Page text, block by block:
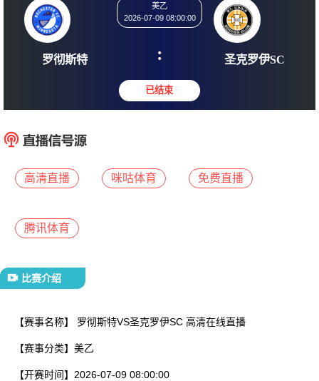
罗彻斯特
2026-07-09 08:00:00
: 圣克罗
高清直播 咪咕体育 免费直播
腾讯体育
比赛介绍
【赛事名称】 罗彻斯特VS圣克罗伊SC 高清在线直播
【赛事分类】 美乙
【开赛时间】 2026-07-09 08:00:00